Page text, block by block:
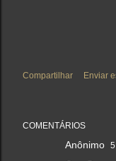
Compartilhar Enviar
COMENTÁRIOS
Anônimo